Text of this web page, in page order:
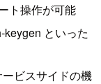
ト操作が可能
といった
ビスサイドの機